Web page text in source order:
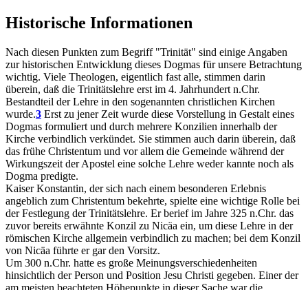
Historische Informationen
Nach diesen Punkten zum Begriff "Trinität" sind einige Angaben
zur historischen Entwicklung dieses Dogmas für unsere Betrachtung
wichtig. Viele Theologen, eigentlich fast alle, stimmen darin
überein, daß die Trinitätslehre erst im 4. Jahrhundert n.Chr.
Bestandteil der Lehre in den sogenannten christlichen Kirchen
wurde.3 Erst zu jener Zeit wurde diese Vorstellung in Gestalt eines
Dogmas formuliert und durch mehrere Konzilien innerhalb der
Kirche verbindlich verkündet. Sie stimmen auch darin überein, daß
das frühe Christentum und vor allem die Gemeinde während der
Wirkungszeit der Apostel eine solche Lehre weder kannte noch als
Dogma predigte.
Kaiser Konstantin, der sich nach einem besonderen Erlebnis
angeblich zum Christentum bekehrte, spielte eine wichtige Rolle bei
der Festlegung der Trinitätslehre. Er berief im Jahre 325 n.Chr. das
zuvor bereits erwähnte Konzil zu Nicäa ein, um diese Lehre in der
römischen Kirche allgemein verbindlich zu machen; bei dem Konzil
von Nicäa führte er gar den Vorsitz.
Um 300 n.Chr. hatte es große Meinungsverschiedenheiten
hinsichtlich der Person und Position Jesu Christi gegeben. Einer der
am meisten beachteten Höhepunkte in dieser Sache war die